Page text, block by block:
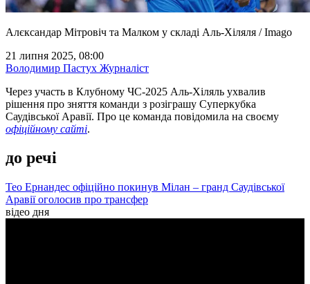
Алєксандар Мітровіч та Малком у складі Аль-Хіляля / Imago
21 липня 2025, 08:00
Володимир Пастух Журналіст
Через участь в Клубному ЧС-2025 Аль-Хіляль ухвалив
рішення про зняття команди з розіграшу Суперкубка
Саудівської Аравії. Про це команда повідомила на своєму
офіційному сайті.
до речі
Тео Ернандес офіційно покинув Мілан – гранд Саудівської
Аравії оголосив про трансфер
відео дня